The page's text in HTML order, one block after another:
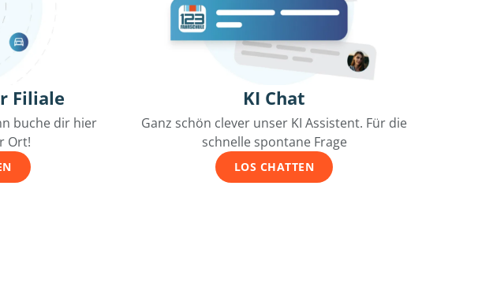
Filiale
buche dir hier
Ort!
KI Chat
Ganz schön clever unser KI Assistent. Für die
schnelle spontane Frage
LOS CHATTEN